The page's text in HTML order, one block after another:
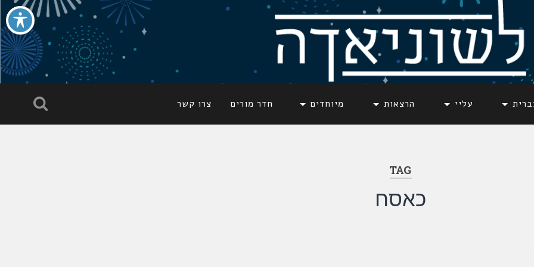
עליי הרצאות מיוחדים חדר מורים צרו קשר
TAG
כאסח